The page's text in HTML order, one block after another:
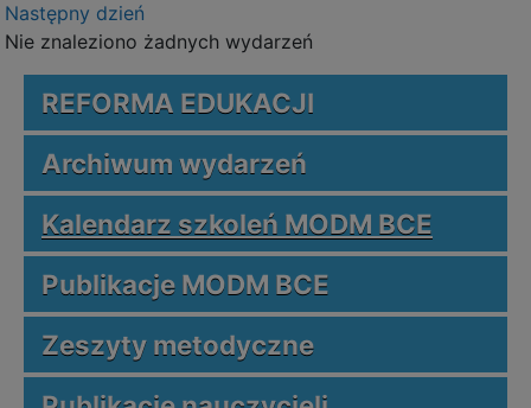
Następny dzień
Nie znaleziono żadnych wydarzeń
REFORMA EDUKACJI
Archiwum wydarzeń
Kalendarz szkoleń MODM BCE
Publikacje MODM BCE
Zeszyty metodyczne